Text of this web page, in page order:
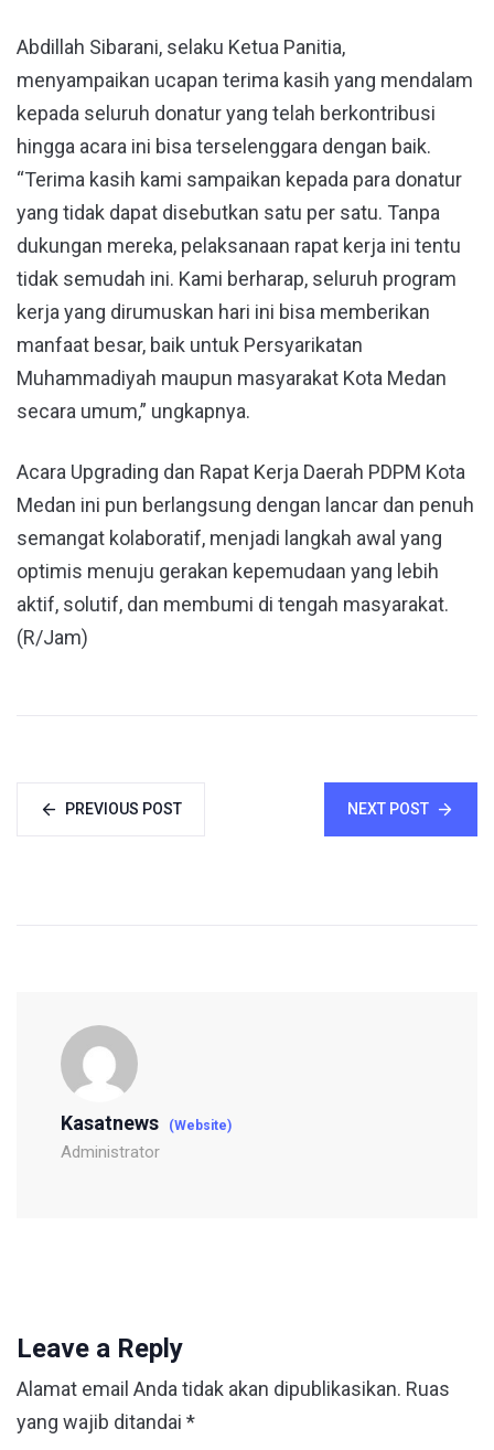
Abdillah Sibarani, selaku Ketua Panitia,
menyampaikan ucapan terima kasih yang mendalam
kepada seluruh donatur yang telah berkontribusi
hingga acara ini bisa terselenggara dengan baik.
“Terima kasih kami sampaikan kepada para donatur
yang tidak dapat disebutkan satu per satu. Tanpa
dukungan mereka, pelaksanaan rapat kerja ini tentu
tidak semudah ini. Kami berharap, seluruh program
kerja yang dirumuskan hari ini bisa memberikan
manfaat besar, baik untuk Persyarikatan
Muhammadiyah maupun masyarakat Kota Medan
secara umum,” ungkapnya.
Acara Upgrading dan Rapat Kerja Daerah PDPM Kota
Medan ini pun berlangsung dengan lancar dan penuh
semangat kolaboratif, menjadi langkah awal yang
optimis menuju gerakan kepemudaan yang lebih
aktif, solutif, dan membumi di tengah masyarakat.
(R/Jam)
PREVIOUS POST NEXT POST
Kasatnews (Website)
Administrator
Leave a Reply
Alamat email Anda tidak akan dipublikasikan. Ruas
yang wajib ditandai *